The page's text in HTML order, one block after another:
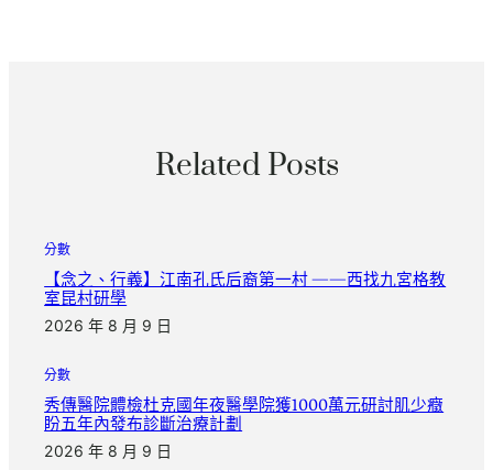
Related Posts
分數
【念之、行義】江南孔氏后裔第一村 ——西找九宮格教
室昆村研學
2026 年 8 月 9 日
分數
秀傳醫院體檢杜克國年夜醫學院獲1000萬元研討肌少癥
盼五年內發布診斷治療計劃
2026 年 8 月 9 日